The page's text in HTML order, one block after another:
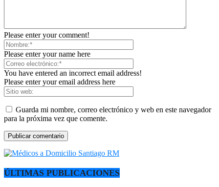
Please enter your comment!
Please enter your name here
You have entered an incorrect email address!
Please enter your email address here
Guarda mi nombre, correo electrónico y web en este navegador
para la próxima vez que comente.
ÚLTIMAS PUBLICACIONES